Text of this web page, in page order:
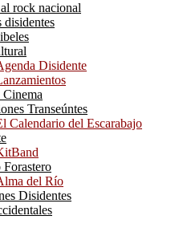
rock nacional
disidentes
Disidente
Transeúntes
Calendario del Escarabajo
del Río
Disidentes